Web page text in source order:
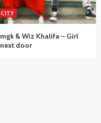
CITY
mgk & Wiz Khalifa – Girl
next door